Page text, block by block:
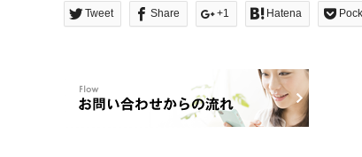
Tweet Share +1 Hatena